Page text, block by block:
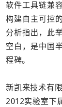
软件工具链兼
构建自主可控
分析指出，此
空白，是中国
程碑。
新凯来技术有
2012实验室下